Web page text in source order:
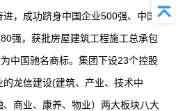
，成功跻身中国企业500强、中国
强，获批房屋建筑工程施工总承包
中国驰名商标。集团下设23个控股
龙信建设(建筑、产业、技术中
商业、康养、物业）两大板块八大